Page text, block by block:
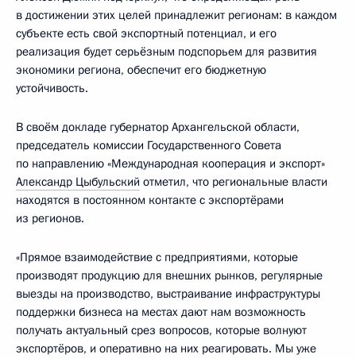
в достижении этих целей принадлежит регионам: в каждом
субъекте есть свой экспортный потенциал, и его
реализация будет серьёзным подспорьем для развития
экономики региона, обеспечит его бюджетную
устойчивость.
В своём докладе губернатор Архангельской области,
председатель комиссии Государственного Совета
по направлению «Международная кооперация и экспорт»
Александр Цыбульский отметил, что региональные власти
находятся в постоянном контакте с экспортёрами
из регионов.
«Прямое взаимодействие с предприятиями, которые
производят продукцию для внешних рынков, регулярные
выезды на производство, выстраивание инфраструктуры
поддержки бизнеса на местах дают нам возможность
получать актуальный срез вопросов, которые волнуют
экспортёров, и оперативно на них реагировать. Мы уже